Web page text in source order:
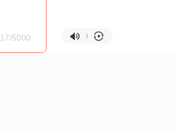
17/5000